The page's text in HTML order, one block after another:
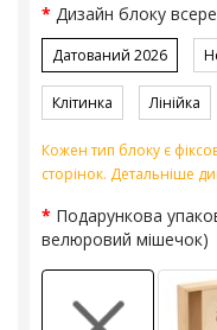
Дизайн блоку
Датований 2026
Клітинка Лінійка
Кожен тип блоку є
сторінок. Детальніше
Подарункова
велюровий мішечок)